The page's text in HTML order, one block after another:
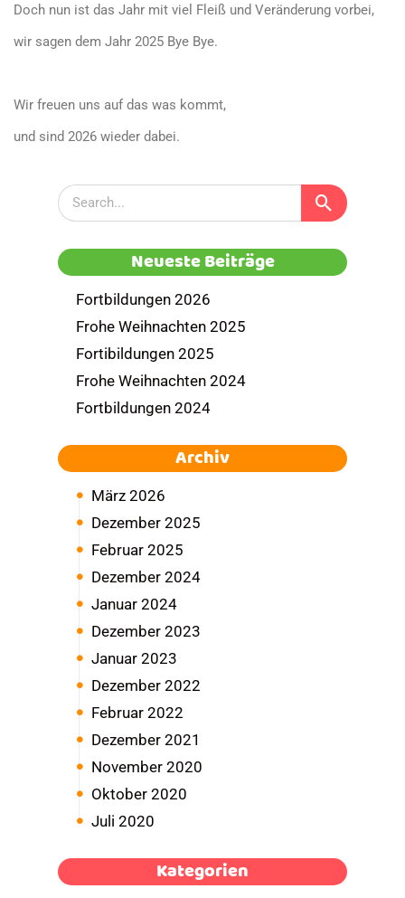
Doch nun ist das Jahr mit viel Fleiß und Veränderung vorbei,
wir sagen dem Jahr 2025 Bye Bye.
Wir freuen uns auf das was kommt,
und sind 2026 wieder dabei.
Neueste Beiträge
Fortbildungen 2026
Frohe Weihnachten 2025
Fortibildungen 2025
Frohe Weihnachten 2024
Fortbildungen 2024
Archiv
März 2026
Dezember 2025
Februar 2025
Dezember 2024
Januar 2024
Dezember 2023
Januar 2023
Dezember 2022
Februar 2022
Dezember 2021
November 2020
Oktober 2020
Juli 2020
Kategorien